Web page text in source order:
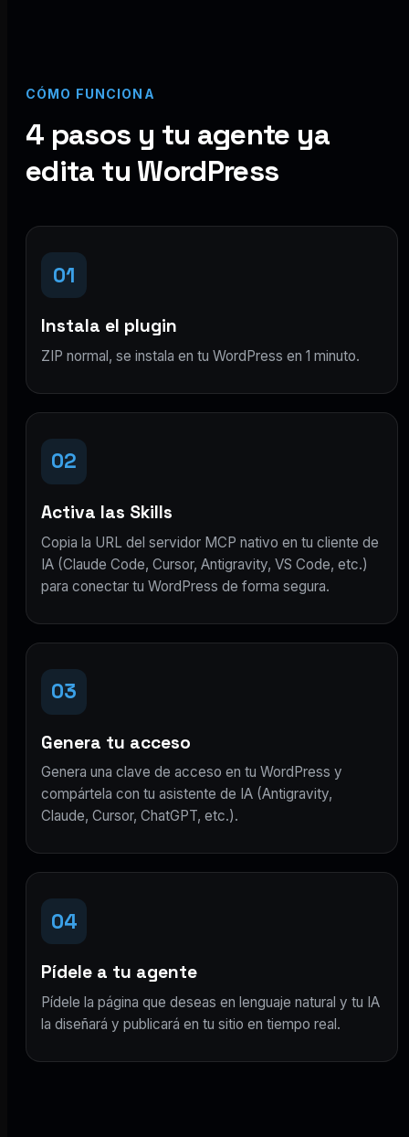
CÓMO FUNCIONA
4 pasos y tu agente ya
edita tu WordPress
01
Instala el plugin
ZIP normal, se instala en tu WordPress en 1 minuto.
02
Activa las Skills
Copia la URL del servidor MCP nativo en tu cliente de
IA (Claude Code, Cursor, Antigravity, VS Code, etc.)
para conectar tu WordPress de forma segura.
03
Genera tu acceso
Genera una clave de acceso en tu WordPress y
compártela con tu asistente de IA (Antigravity,
Claude, Cursor, ChatGPT, etc.).
04
Pídele a tu agente
Pídele la página que deseas en lenguaje natural y tu IA
la diseñará y publicará en tu sitio en tiempo real.